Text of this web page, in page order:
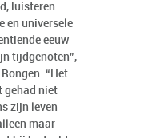
luisteren
en universele
eeuw
tijdgenoten”,
“Het
gehad niet
zijn leven
maar